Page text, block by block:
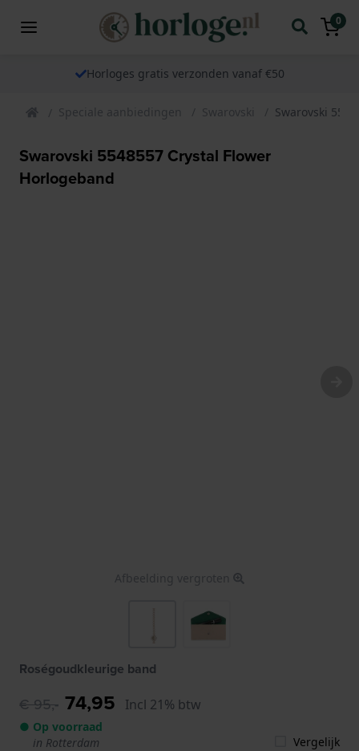
0
Horloges gratis verzonden vanaf €50
Speciale aanbiedingen Swarovski Swarovski
Swarovski 5548557 Crystal Flower
Horlogeband
Afbeelding vergroten
Roségoudkleurige band
€ 95,- 74,95 Incl 21% btw
● Op voorraad
in Rotterdam
Vergelijk